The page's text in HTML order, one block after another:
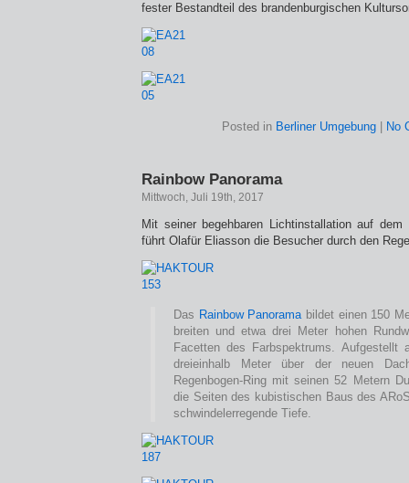
fester Bestandteil des brandenburgischen
Posted in Berliner Umgebung No
Rainbow Panorama
Mittwoch, Juli 19th, 2017
Mit seiner begehbaren Lichtinstallation auf
führt Olafür Eliasson die Besucher durch den
Das Rainbow Panoramabildet einen 150
breiten und etwa drei Meter hohen
Facetten des Farbspektrums. Aufgestellt
dreieinhalb Meter über der neuen
Regenbogen-Ring mit seinen 52 Metern
die Seiten des kubistischen Baus des
schwindelerregende Tiefe.